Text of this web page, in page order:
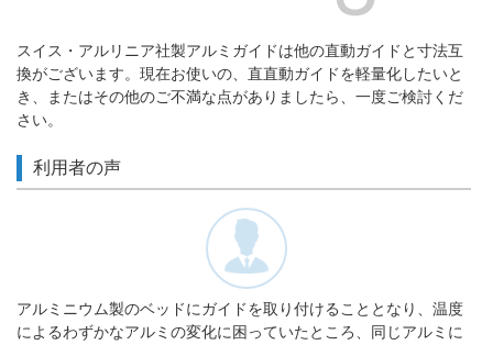
スイス・アルリニア社製アルミガイドは他の直動ガイドと寸法互
換がございます。現在お使いの、直直動ガイドを軽量化したいと
き、またはその他のご不満な点がありましたら、一度ご検討くだ
さい。
利用者の声
アルミニウム製のベッドにガイドを取り付けることとなり、温度
によるわずかなアルミの変化に困っていたところ、同じアルミに